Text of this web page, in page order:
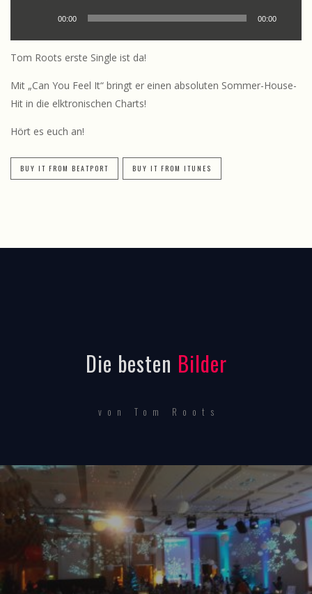
00:00 00:00
Tom Roots erste Single ist da!
Mit „Can You Feel It“ bringt er einen absoluten Sommer-House-
Hit in die elktronischen Charts!
Hört es euch an!
BUY IT FROM BEATPORT BUY IT FROM ITUNES
Die besten Bilder
von Tom Roots